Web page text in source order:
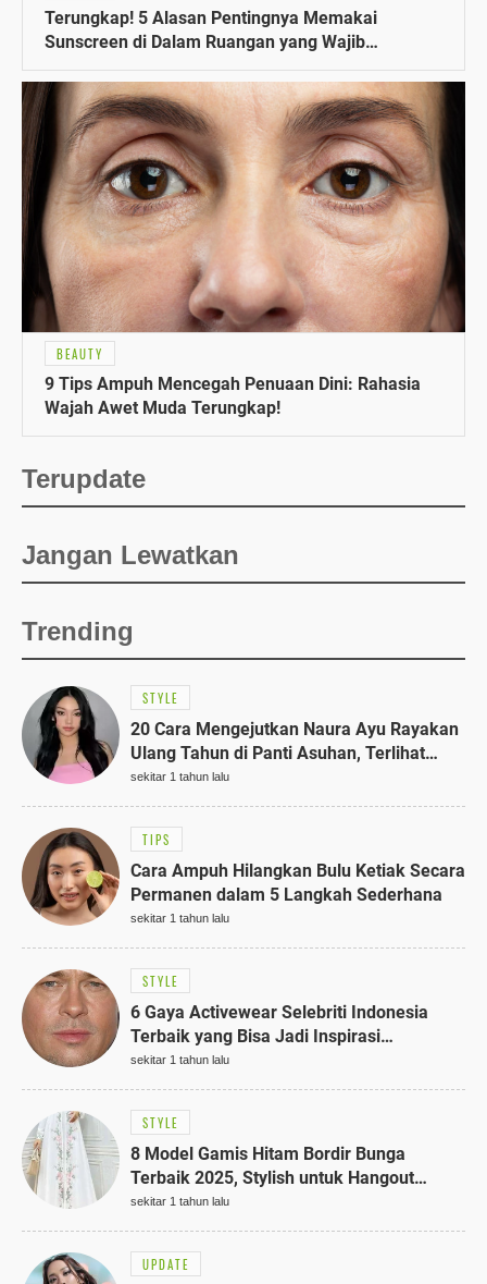
Terungkap! 5 Alasan Pentingnya Memakai
Sunscreen di Dalam Ruangan yang Wajib
Diketahui
BEAUTY
9 Tips Ampuh Mencegah Penuaan Dini: Rahasia
Wajah Awet Muda Terungkap!
Terupdate
Jangan Lewatkan
Trending
STYLE
20 Cara Mengejutkan Naura Ayu Rayakan
Ulang Tahun di Panti Asuhan, Terlihat
Anggun dengan Kaftan Cokelat
sekitar 1 tahun lalu
TIPS
Cara Ampuh Hilangkan Bulu Ketiak Secara
Permanen dalam 5 Langkah Sederhana
sekitar 1 tahun lalu
STYLE
6 Gaya Activewear Selebriti Indonesia
Terbaik yang Bisa Jadi Inspirasi
Fashionmu
sekitar 1 tahun lalu
STYLE
8 Model Gamis Hitam Bordir Bunga
Terbaik 2025, Stylish untuk Hangout
hingga Acara Semi-Formal
sekitar 1 tahun lalu
UPDATE